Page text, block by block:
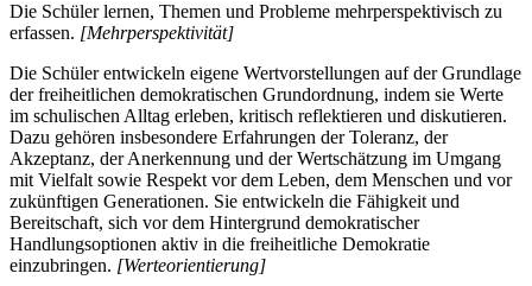
Die Schüler lernen, Themen und Probleme mehrperspektivisch zu
erfassen. [Mehrperspektivität]
Die Schüler entwickeln eigene Wertvorstellungen auf der Grundlage
der freiheitlichen demokratischen Grundordnung, indem sie Werte
im schulischen Alltag erleben, kritisch reflektieren und diskutieren.
Dazu gehören insbesondere Erfahrungen der Toleranz, der
Akzeptanz, der Anerkennung und der Wertschätzung im Umgang
mit Vielfalt sowie Respekt vor dem Leben, dem Menschen und vor
zukünftigen Generationen. Sie entwickeln die Fähigkeit und
Bereitschaft, sich vor dem Hintergrund demokratischer
Handlungsoptionen aktiv in die freiheitliche Demokratie
einzubringen. [Werteorientierung]